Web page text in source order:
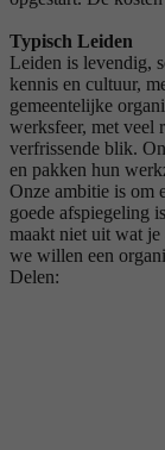
Typisch Leiden
Leiden is levendig,
kennis en cultuur,
gemeentelijke
werksfeer, met veel
verfrissende blik.
en pakken hun
Onze ambitie is om
goede afspiegeling
maakt niet uit wat
we willen een
Delen: